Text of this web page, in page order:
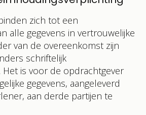
zich tot een
alle gegevens in vertrouwelijke
van de overeenkomst zijn
schriftelijk
Het is voor de opdrachtgever
gegevens, aangeleverd
aan derde partijen te